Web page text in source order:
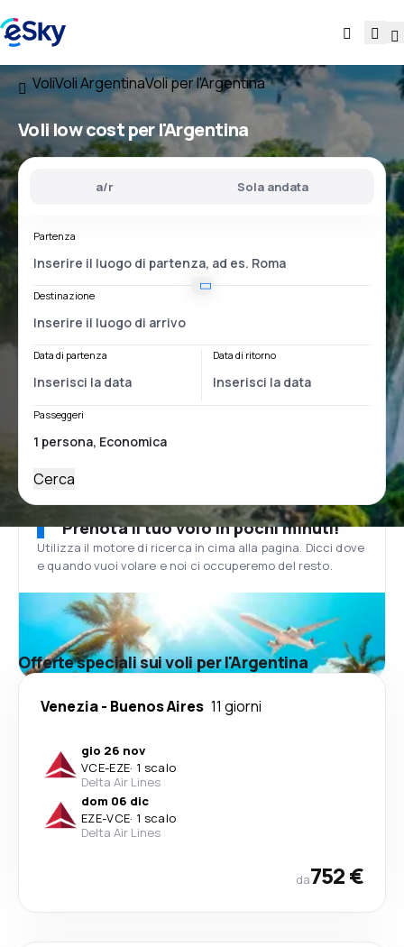
VoliVoli ArgentinaVoli per l'Argentina
Voli low costper l'Argentina
a/r Sola andata
Partenza
Destinazione
Data di partenza Data di ritorno
Passeggeri
Cerca
Prenota il tuo volo in pochi minuti!
Utilizza il motore di ricerca in cima alla pagina. Dicci dove
e quando vuoi volare e noi ci occuperemo del resto.
Offerte speciali sui voli per l'Argentina
Venezia- Buenos Aires 11 giorni
gio 26 nov
VCE-EZE· 1 scalo
Delta Air Lines
dom 06 dic
EZE-VCE· 1 scalo
Delta Air Lines
da752 €